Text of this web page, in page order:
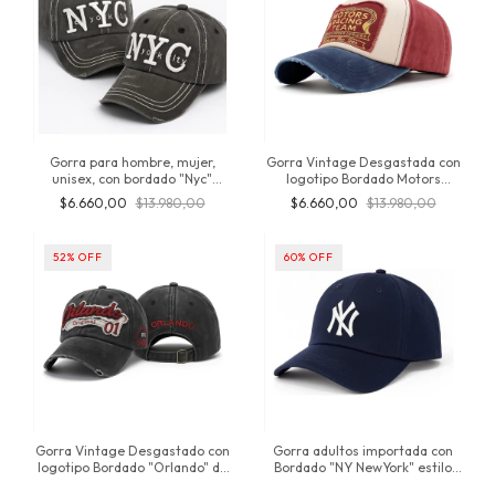
Gorra para hombre, mujer,
unisex, con bordado "Nyc"
Visera reforzada, de Algodón
100%, Ajustable, Gastado,
$6.660,00 $13.980,00
Gorra Vintage Desgastada con
logotipo Bordado Motors
Racing, motos, moteros, de
Algodón Importado, snapback
$6.660,00 $13.980,00
52% OFF
Gorra Vintage Desgastado con
logotipo Bordado "Orlando" de
60% OFF
Gorra adultos importada con
Bordado "NY NewYork" estilo